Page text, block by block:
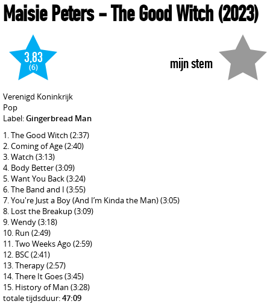
Maisie Peters- The Good Witch(2023)
mijn stem
3,83
(6)
Verenigd Koninkrijk
Pop
Label:Gingerbread Man
The Good Witch (2:37)
Coming of Age(2:40)
Watch (3:13)
Body Better(3:09)
Want You Back(3:24)
The Band and I (3:55)
You're Just a Boy (And I’m Kinda the Man)(3:05)
Lost the Breakup(3:09)
Wendy(3:18)
Run (2:49)
Two Weeks Ago (2:59)
BSC(2:41)
Therapy(2:57)
There It Goes(3:45)
History of Man (3:28)
totale tijdsduur:47:09